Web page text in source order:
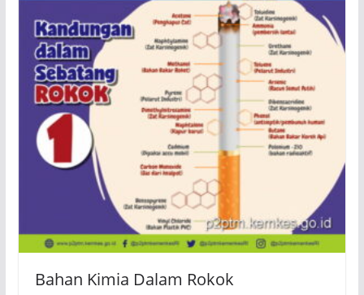
Bahan Kimia Dalam Rokok